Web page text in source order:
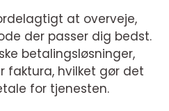
at overveje,
der passer dig bedst.
betalingsløsninger,
faktura, hvilket gør det
for tjenesten.